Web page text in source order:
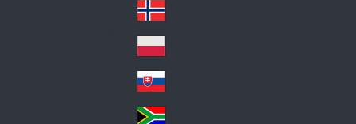
a
nd
s
w
Ze
ala
nd
No
rw
ay
Pol
an
d
Slo